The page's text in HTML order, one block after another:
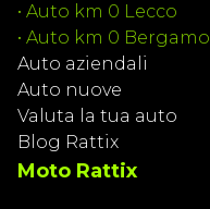
• Auto km 0 Lecco
• Auto km 0 Bergamo
Auto aziendali
Auto nuove
Valuta la tua auto
Blog Rattix
Moto Rattix